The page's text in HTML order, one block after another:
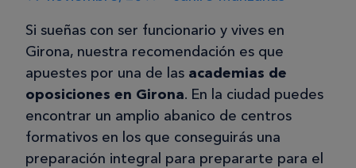
Si sueñas con ser funcionario y vives en
Girona, nuestra recomendación es que
apuestes por una de las academias de
oposiciones en Girona. En la ciudad puedes
encontrar un amplio abanico de centros
formativos en los que conseguirás una
preparación integral para prepararte para el